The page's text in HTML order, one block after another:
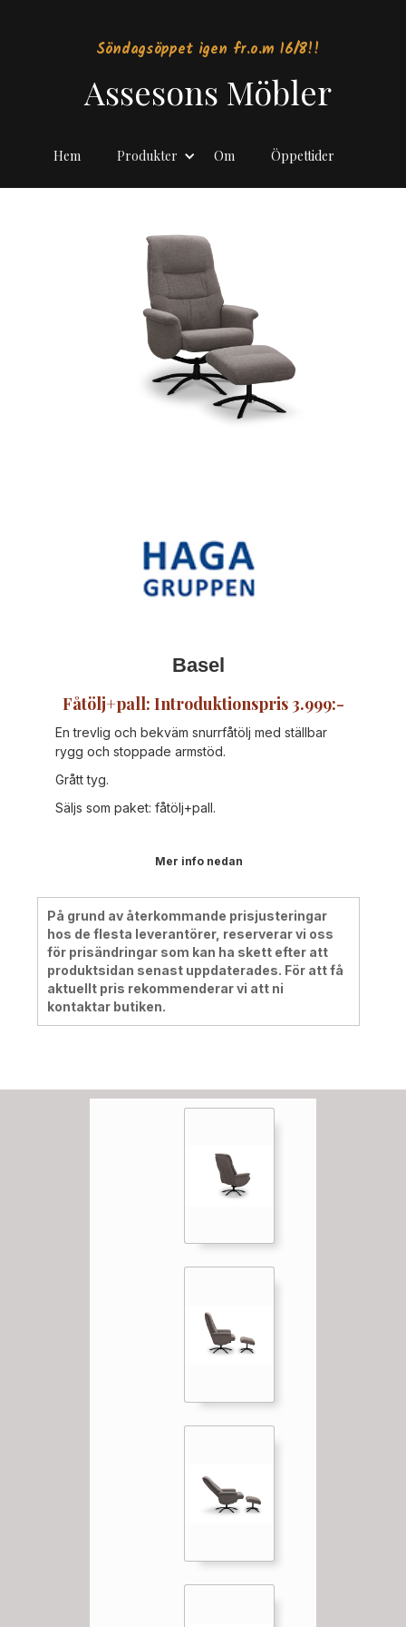
Söndagsöppet igen fr.o.m 16/8!!
Assesons Möbler
Hem Produkter Om Öppettider
Basel
Fåtölj+pall: Introduktionspris 3.999:-
En trevlig och bekväm snurrfåtölj med ställbar
rygg och stoppade armstöd.
Grått tyg.
Säljs som paket: fåtölj+pall.
Mer info nedan
På grund av återkommande prisjusteringar
hos de flesta leverantörer, reserverar vi oss
för prisändringar som kan ha skett efter att
produktsidan senast uppdaterades. För att få
aktuellt pris rekommenderar vi att ni
kontaktar butiken.